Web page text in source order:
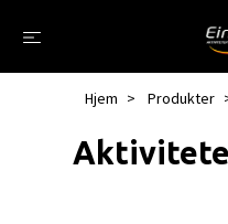
Hjem Produkter